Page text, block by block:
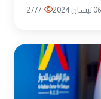
2777